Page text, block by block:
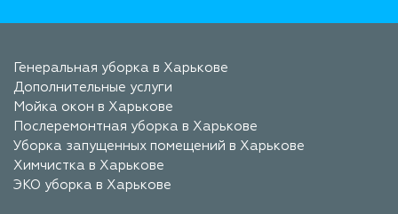
Генеральная уборка в Харькове
Дополнительные услуги
Мойка окон в Харькове
Послеремонтная уборка в Харькове
Уборка запущенных помещений в Харькове
Химчистка в Харькове
ЭКО уборка в Харькове